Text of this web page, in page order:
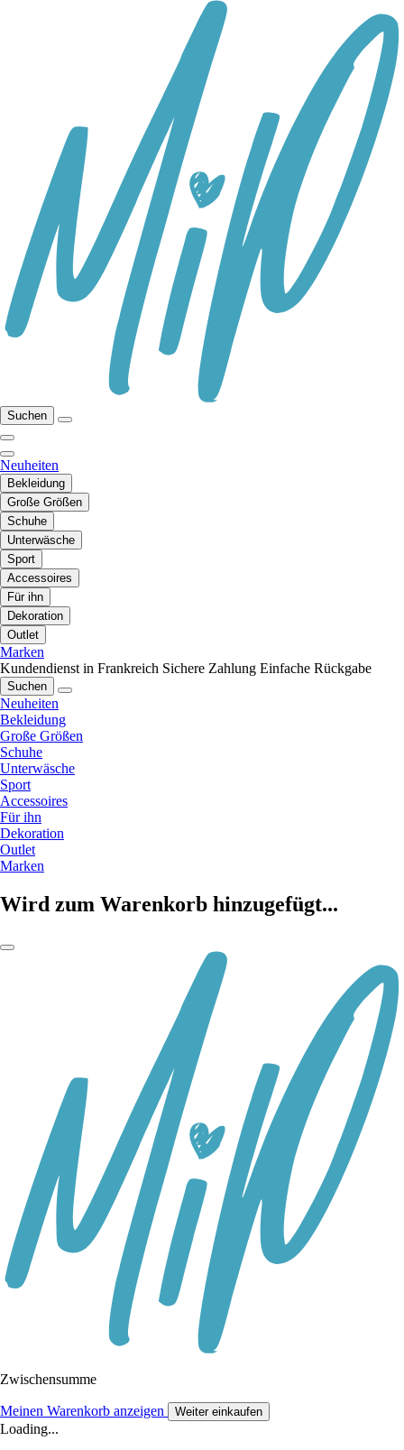
Suchen
Neuheiten
Bekleidung
Große Größen
Schuhe
Unterwäsche
Sport
Accessoires
Für ihn
Dekoration
Outlet
Marken
Kundendienst in Frankreich Sichere Zahlung Einfache Rückgabe
Suchen
Neuheiten
Bekleidung
Große Größen
Schuhe
Unterwäsche
Sport
Accessoires
Für ihn
Dekoration
Outlet
Marken
Wird zum Warenkorb hinzugefügt...
Zwischensumme
Meinen Warenkorb anzeigen Weiter einkaufen
Loading...